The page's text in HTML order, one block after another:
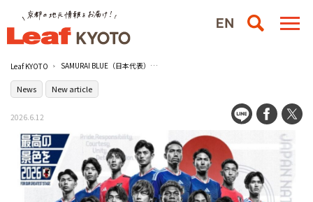
Leaf KYOTO SAMURAI BLUE（日本代表）メンバーと森保監督が漢字プリントに登場！［日本サッカー協会］と［日本漢字能力検定協会］がコラボ
News New article
2026.6.12